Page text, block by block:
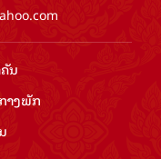
ນ​
າງ​ພັກ